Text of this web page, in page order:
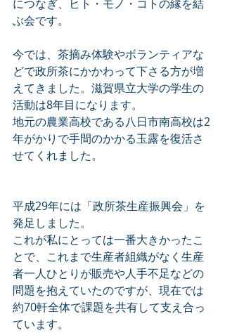
につなぎ、ヒト・モノ・コトの縁を結
ぶ会です。
今では、茶摘み体験やボランティアな
どで政所茶にかかわって下さる方が増
えてきました。滋賀県立大学の学生の
活動は8年目になります。
地元の農業高校である八日市南高校は2
年がかりで手間のかかる玉露を復活さ
せてくれました。
平成29年には「政所茶生産振興会」を
発足しました。
これが私にとっては一番大きかったこ
とで、これまで生産者組織がなく生産
者一人ひとりが販売や人手不足などの
問題を抱えていたのですが、現在では
約70軒全体で課題を共有して支え合っ
ています。